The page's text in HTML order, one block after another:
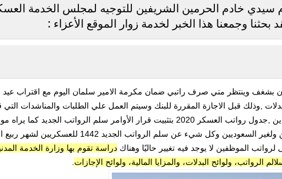
سيدي خادم الحرمين الشريفين للتوجيه لمجلس الخدمة
وجمعنا هذا الخبر لخدمة زوار الموقع الأعزاء :
بشغف وينتظر متي صرف راتبي ضمان مكرمة الامير سلمان اليوم مع اقتراب عيد
قبل الاجازة المقررة للبنك وسيتم العمل علي الطلبات والمناشدات التي
وننشر سلم رواتب المتقاعدين العسكريين جدول رواتب المتقاعدين ,جدول رواتب العسكر 2020 بتثبيت قرار الأوامر
وكل شيء عن سلم الرواتب الجديد 1442 للعسكريين لشهر ربيع الاول..
الموظفين لا يوجد فيه تغيير حاليًا وهناكدراسة تقوم بها وزارة الخدمة
الرواتب، ولوائح البدلات، والمزايا المالية، ولوائح الإجازات.